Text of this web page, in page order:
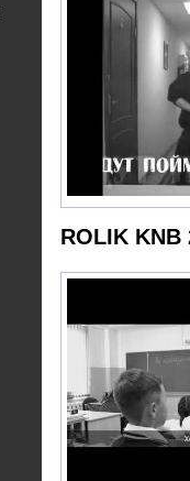
ROLIK KNB